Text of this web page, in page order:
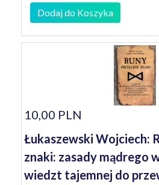
Dodaj do Koszyka
10,00 PLN
Łukaszewski Wojciech:
znaki: zasady mądrego
wiedzt tajemnej do